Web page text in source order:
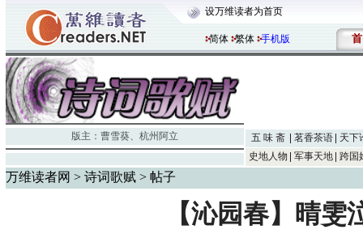
设万维读者为首页
简体 繁体 手机版 首
版主： 曹雪葵、 杭州阿立 五 味 斋 茗香茶语
天下
史地人物
军事天地 跨国
万维读者网 > 诗词歌赋 > 帖子
【沁园春】晴雯